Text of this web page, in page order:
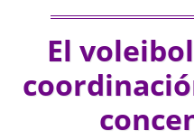
El